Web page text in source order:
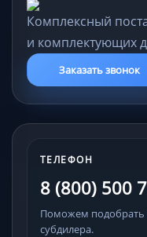
Комплексный
и комплектующих
Заказать звонок
ТЕЛЕФОН
8 (800) 500
Поможем подобрать
субдилера.